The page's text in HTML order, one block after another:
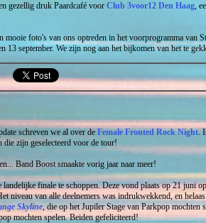
gezellig druk Paardcafé voor Club 3voor12 Den Haag,
mooie foto's van ons optreden in het voorprogramma van
13 september. We zijn nog aan het bijkomen van het te
schreven we al over deFemale Fronted Rock Night.
zijn geselecteerd voor de tour!
Band Boost smaakte vorig jaar naar meer!
finale te schoppen. Deze vond plaats op 21 juni
niveau van alle deelnemers was indrukwekkend, en helaas
Skyline, die op het Jupiler Stage van Parkpop mochten
mochten spelen. Beiden gefeliciteerd!